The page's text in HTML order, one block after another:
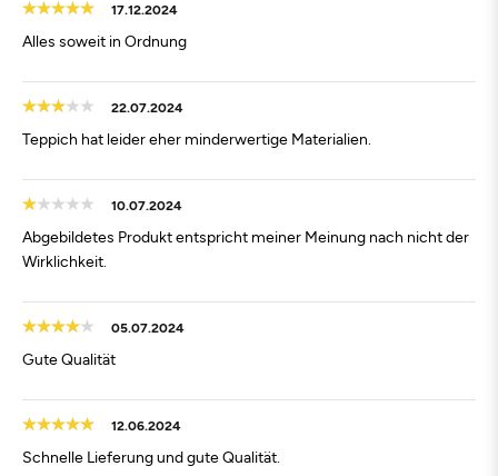
17.12.2024
Alles soweit in Ordnung
22.07.2024
Teppich hat leider eher minderwertige Materialien.
10.07.2024
Abgebildetes Produkt entspricht meiner Meinung nach nicht der
Wirklichkeit.
05.07.2024
Gute Qualität
12.06.2024
Schnelle Lieferung und gute Qualität.